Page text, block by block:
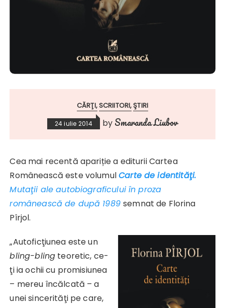
CĂRŢI SCRIITORI ŞTIRI
24 iulie 2014 by Smaranda Liubov
Cea mai recentă apariție a editurii Cartea
Românească este volumulCarte de identităţi.
Mutaţii ale autobiograficului în proza
românească de după 1989 semnat de Florina
Pîrjol.
„Autoficţiunea este un
bling-bling teoretic, ce-
ţi ia ochii cu promisiunea
– mereu încălcată – a
unei sincerităţi pe care,